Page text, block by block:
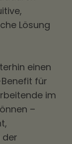
Lösung
einen
für
im
–